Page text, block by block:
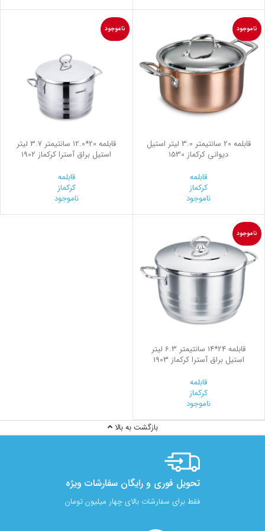
ناموجود
قابلمه 20 سانتیمتر 3.0 لیتر استیل
ديواني کرکماز 1530
قابلمه
کرکماز
ناموجود
ناموجود
قابلمه 20*12.0 سانتیمتر 3.7 لیتر
استیل براق آسترا کرکماز 1902
قابلمه
کرکماز
ناموجود
ناموجود
قابلمه 24*14 سانتیمتر 6.3 لیتر
استیل براق آسترا کرکماز 1903
قابلمه
کرکماز
ناموجود
بازگشت به بالا
تحویل فوری و رایگان سفارشات ویژه
فقط برای سفارشات بالای چهار میلیون تومان